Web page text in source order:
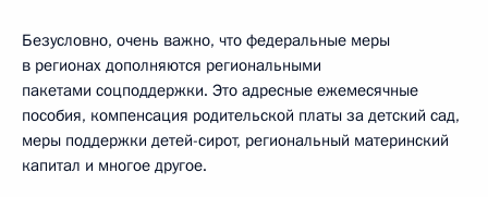
Безусловно, очень важно, что федеральные меры
в регионах дополняются региональными
пакетами соцподдержки. Это адресные ежемесячные
пособия, компенсация родительской платы за детский сад,
меры поддержки детей-сирот, региональный материнский
капитал и многое другое.